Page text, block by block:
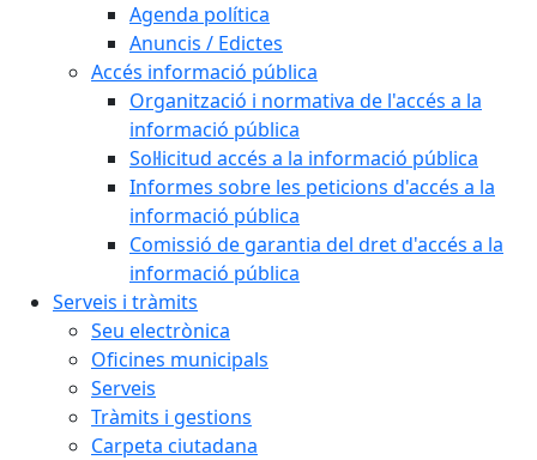
Agenda política
Anuncis / Edictes
Accés informació pública
Organització i normativa de l'accés a la
informació pública
Sol·licitud accés a la informació pública
Informes sobre les peticions d'accés a la
informació pública
Comissió de garantia del dret d'accés a la
informació pública
Serveis i tràmits
Seu electrònica
Oficines municipals
Serveis
Tràmits i gestions
Carpeta ciutadana